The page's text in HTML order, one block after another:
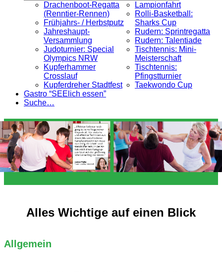
Drachenboot-Regatta
(Renntier-Rennen)
Frühjahrs- / Herbstputz
Jahreshaupt-
Versammlung
Judoturnier: Special
Olympics NRW
Kupferhammer
Crosslauf
Kupferdreher Stadtfest
Lampionfahrt
Rolli-Basketball:
Sharks Cup
Rudern: Sprintregatta
Rudern: Talentiade
Tischtennis: Mini-
Meisterschaft
Tischtennis:
Pfingstturnier
Taekwondo Cup
Gastro “SEElich essen”
Suche…
Alles Wichtige auf einen Blick
Allgemein